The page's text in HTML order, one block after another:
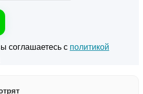
соглашаетесь с политикой